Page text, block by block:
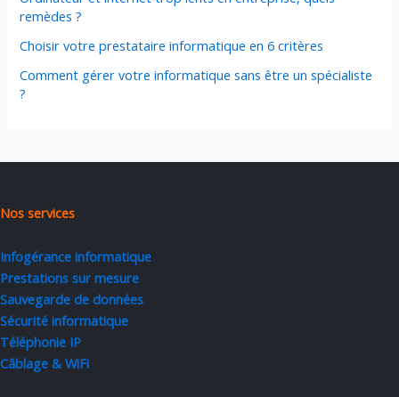
remèdes ?
Choisir votre prestataire informatique en 6 critères
Comment gérer votre informatique sans être un spécialiste
?
Nos services
Infogérance informatique
Prestations sur mesure
Sauvegarde de données
Sécurité informatique
Téléphonie IP
Câblage & WiFi